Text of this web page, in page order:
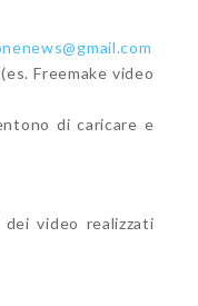
Freemake video
di caricare e
video realizzati